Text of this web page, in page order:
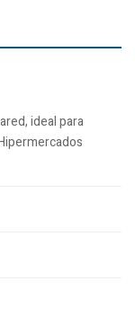
ideal para